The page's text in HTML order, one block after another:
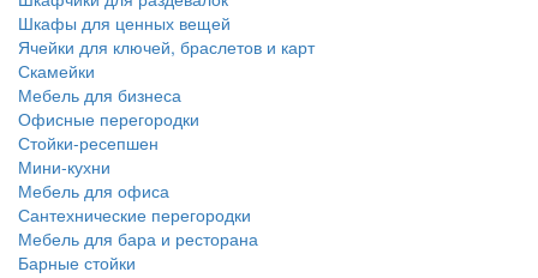
Шкафы для ценных вещей
Ячейки для ключей, браслетов и карт
Скамейки
Мебель для бизнеса
Офисные перегородки
Стойки-ресепшен
Мини-кухни
Мебель для офиса
Сантехнические перегородки
Мебель для бара и ресторана
Барные стойки